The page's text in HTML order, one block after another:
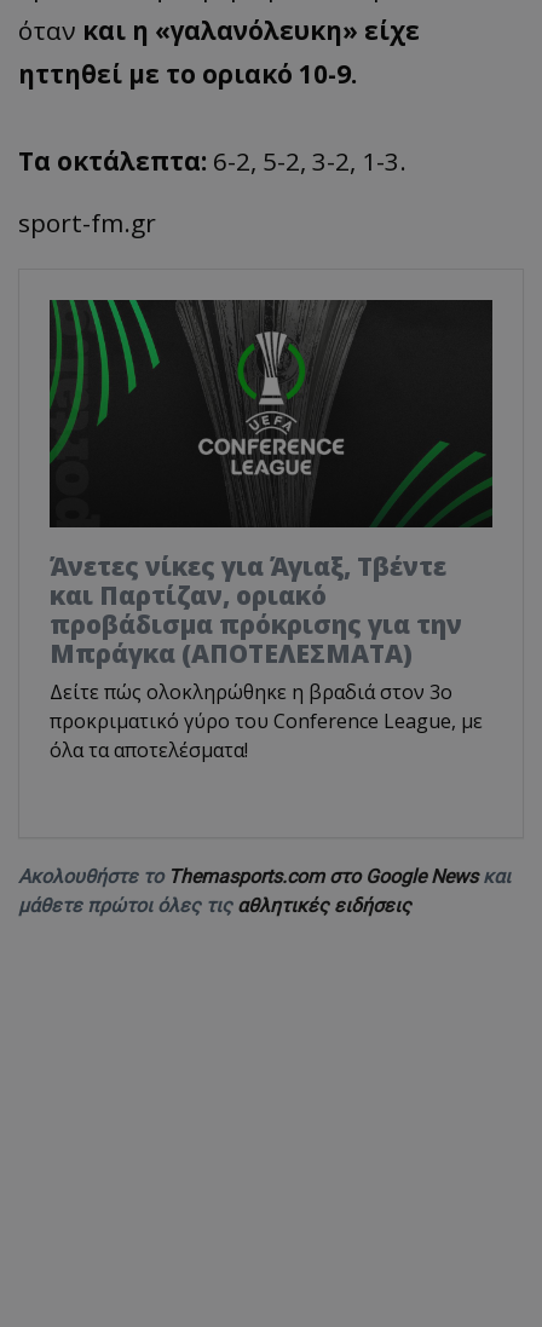
όταν και η «γαλανόλευκη» είχε
ηττηθεί με το οριακό 10-9.
Τα οκτάλεπτα: 6-2, 5-2, 3-2, 1-3.
sport-fm.gr
Άνετες νίκες για Άγιαξ, Τβέντε
και Παρτίζαν, οριακό
προβάδισμα πρόκρισης για την
Μπράγκα (ΑΠΟΤΕΛΕΣΜΑΤΑ)
Δείτε πώς ολοκληρώθηκε η βραδιά στον 3ο
προκριματικό γύρο του Conference League, με
όλα τα αποτελέσματα!
Ακολουθήστε το Themasports.com στο Google Newsκαι
μάθετε πρώτοι όλες τις αθλητικές ειδήσεις